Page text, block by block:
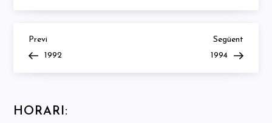
Navegació
d'entrades
Previous
Post
Previ
1992
Next
Post
Següent
1994
HORARI: